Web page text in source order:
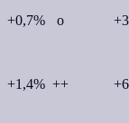
+0,7% o
+1,4% ++